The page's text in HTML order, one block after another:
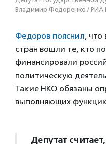
Владимир Федоренко / РИА
Федоров пояснил, что
стран вошли те, кто
финансировали
политическую
Такие НКО обязаны
выполняющих
Депутат